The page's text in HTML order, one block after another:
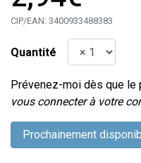
CIP/EAN: 3400933488383
Quantité
Prévenez-moi dès que
vous connecter à votre
Prochainement